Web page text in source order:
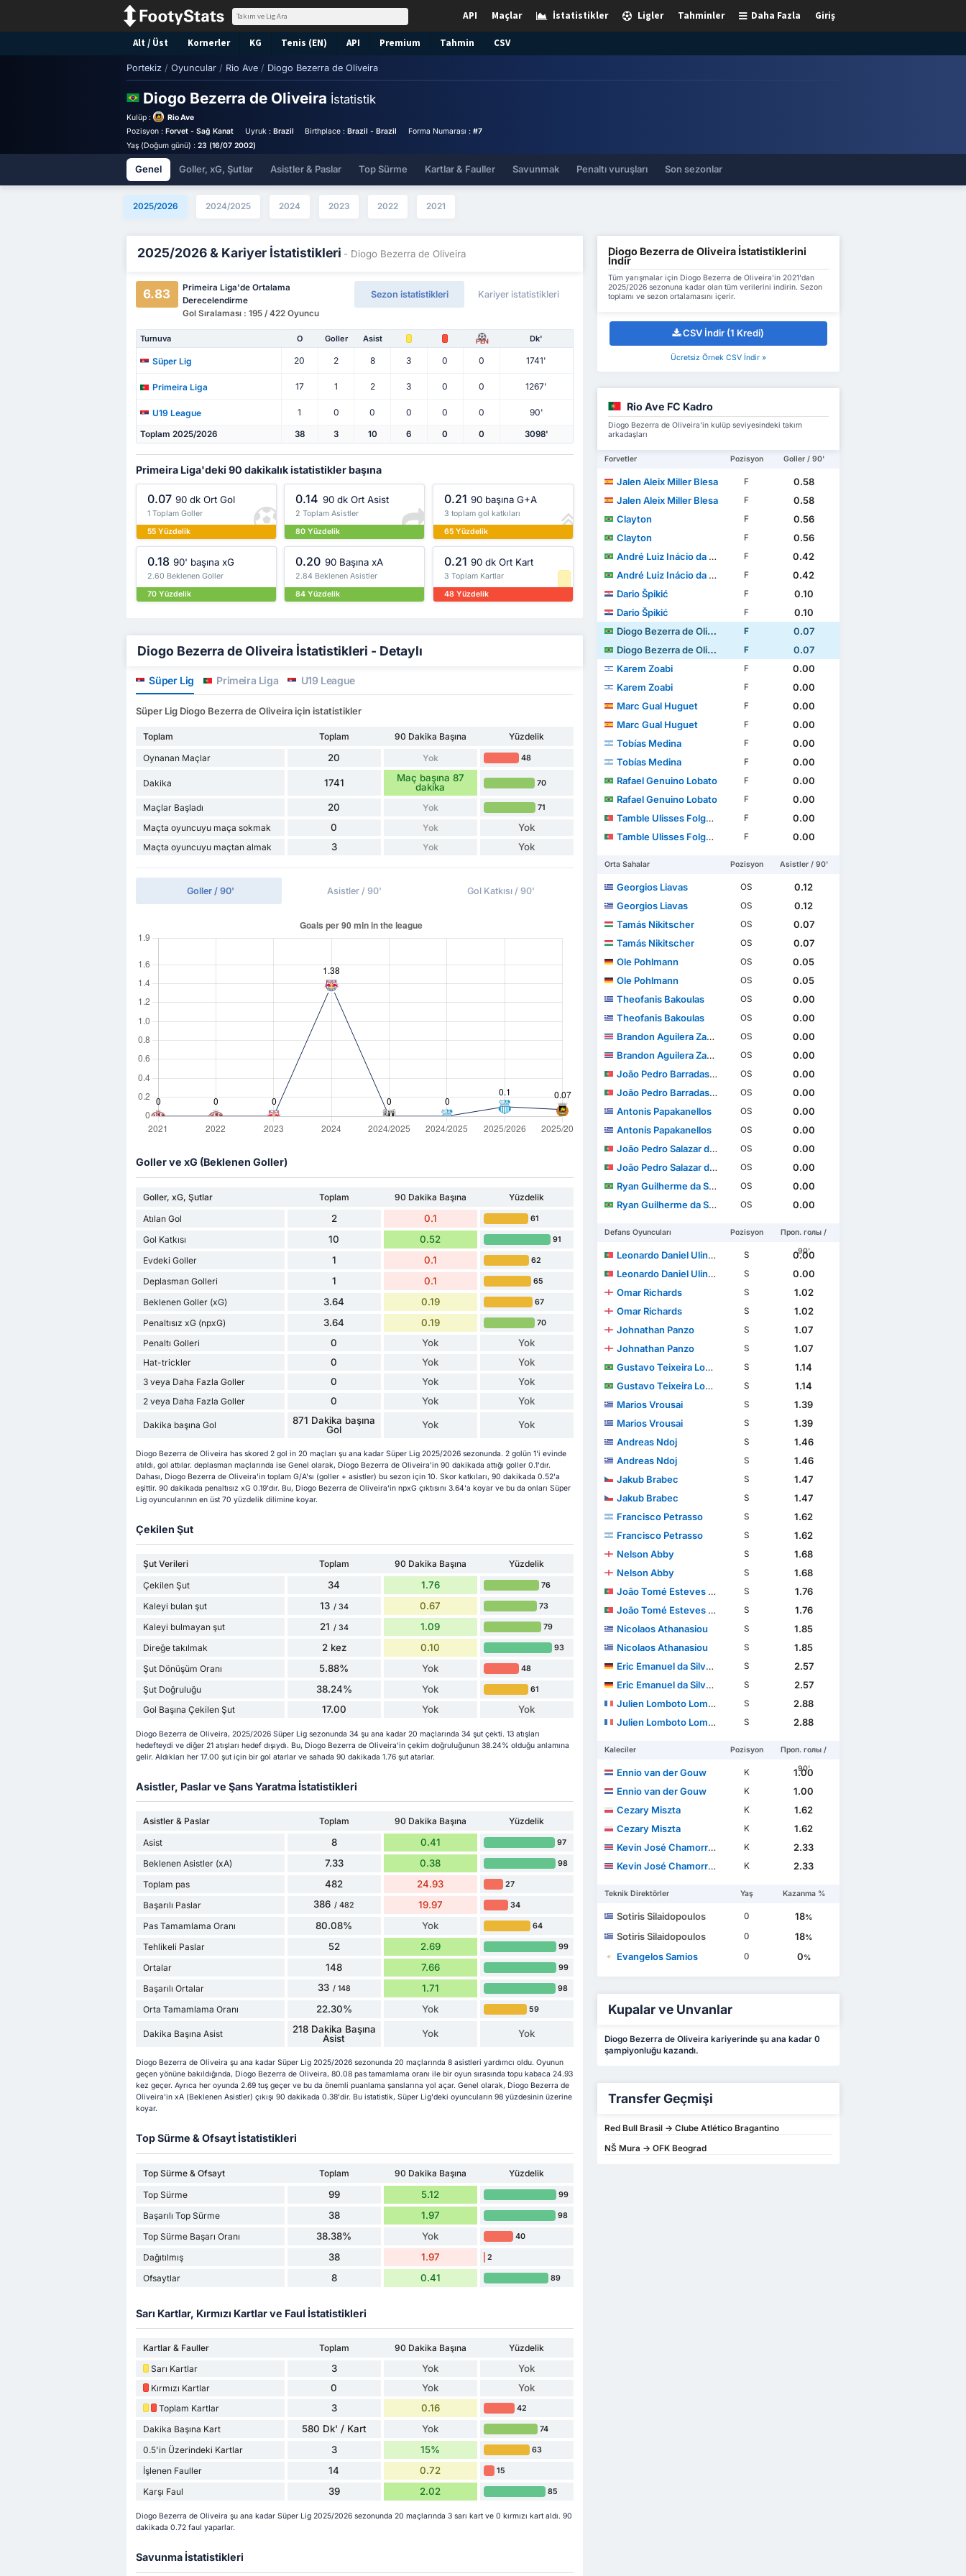
Giriş
Daha Fazla
Tahminler
Ligler
İstatistikler
Maçlar
API
Alt / Üst Kornerler KG Tenis (EN) API Premium Tahmin CSV
Portekiz / Oyuncular / Rio Ave / Diogo Bezerra de Oliveira
Diogo Bezerra de Oliveira İstatistik
Kulüp :
Rio Ave
Pozisyon : Forvet - Sağ Kanat Uyruk : Brazil Birthplace :Brazil - Brazil Forma Numarası : #7
Yaş (Doğum günü) : 23 (16/07 2002)
Genel Goller, xG, Şutlar Asistler & Paslar Top Sürme Kartlar & Fauller Savunmak Penaltı vuruşları Son sezonlar
2025/2026 2024/2025 2024 2023 2022 2021
2025/2026 & Kariyer İstatistikleri - Diogo Bezerra de Oliveira
6.83
Primeira Liga'de Ortalama
Derecelendirme
Gol Sıralaması : 195 / 422 Oyuncu
Sezon istatistikleri Kariyer istatistikleri
Turnuva O Goller Asist PEN Dk'
Süper Lig 20 2 8 3 0 0 1741'
Primeira Liga 17 1 2 3 0 0 1267'
U19 League 1 0 0 0 0 0 90'
Toplam 2025/2026 38 3 10 6 0 0 3098'
Primeira Liga'deki 90 dakikalık istatistikler başına
0.07 90 dk Ort Gol
1 Toplam Goller
55 Yüzdelik
0.14 90 dk Ort Asist
2 Toplam Asistler
80 Yüzdelik
0.21 90 başına G+A
3 toplam gol katkıları
65 Yüzdelik
0.18 90' başına xG
2.60 Beklenen Goller
70 Yüzdelik
0.20 90 Başına xA
2.84 Beklenen Asistler
84 Yüzdelik
0.21 90 dk Ort Kart
3 Toplam Kartlar
48 Yüzdelik
Diogo Bezerra de Oliveira İstatistikleri - Detaylı
Süper Lig Primeira Liga U19 League
Süper Lig Diogo Bezerra de Oliveira için istatistikler
Toplam Toplam 90 Dakika Başına
Yüzdelik
Oynanan Maçlar
20 Yok 48
Dakika 1741
Maç başına 87
dakika
70
Maçlar Başladı 20 Yok 71
Maçta oyuncuyu maça sokmak 0 Yok Yok
Maçta oyuncuyu maçtan almak 3 Yok Yok
Goller / 90' Asistler / 90' Gol Katkısı / 90'
Goller ve xG (Beklenen Goller)
Goller, xG, Şutlar Toplam 90 Dakika Başına
Yüzdelik
Atılan Gol
2 0.1 61
Gol Katkısı 10 0.52 91
Evdeki Goller 1 0.1 62
Deplasman Golleri 1 0.1 65
Beklenen Goller (xG) 3.64 0.19 67
Penaltısız xG (npxG) 3.64 0.19 70
Penaltı Golleri 0 Yok Yok
Hat-trickler 0 Yok Yok
3 veya Daha Fazla Goller 0 Yok Yok
2 veya Daha Fazla Goller 0 Yok Yok
Dakika başına Gol
871 Dakika başına
Gol
Yok Yok
Diogo Bezerra de Oliveira has skored 2 gol in 20 maçları şu ana kadar Süper Lig 2025/2026 sezonunda. 2 golün 1'i evinde
atıldı, gol attılar. deplasman maçlarında ise Genel olarak, Diogo Bezerra de Oliveira'in 90 dakikada attığı goller 0.1'dır.
Dahası, Diogo Bezerra de Oliveira'in toplam G/A'sı (goller + asistler) bu sezon için 10. Skor katkıları, 90 dakikada 0.52'a
eşittir. 90 dakikada penaltısız xG 0.19'dır. Bu, Diogo Bezerra de Oliveira'in npxG çıktısını 3.64'a koyar ve bu da onları Süper
Lig oyuncularının en üst 70 yüzdelik dilimine koyar.
Çekilen Şut
Şut Verileri Toplam 90 Dakika Başına
Yüzdelik
Çekilen Şut
34 1.76 76
Kaleyi bulan şut 13 / 34 0.67 73
Kaleyi bulmayan şut 21 / 34 1.09 79
Direğe takılmak 2 kez 0.10 93
Şut Dönüşüm Oranı 5.88% Yok 48
Şut Doğruluğu 38.24% Yok 61
Gol Başına Çekilen Şut 17.00 Yok Yok
Diogo Bezerra de Oliveira, 2025/2026 Süper Lig sezonunda 34 şu ana kadar 20 maçlarında 34 şut çekti. 13 atışları
hedefteydi ve diğer 21 atışları hedef dışıydı. Bu, Diogo Bezerra de Oliveira'in çekim doğruluğunun 38.24% olduğu anlamına
gelir. Aldıkları her 17.00 şut için bir gol atarlar ve sahada 90 dakikada 1.76 şut atarlar.
Asistler, Paslar ve Şans Yaratma İstatistikleri
Asistler & Paslar Toplam 90 Dakika Başına
Yüzdelik
Asist
8 0.41 97
Beklenen Asistler (xA) 7.33 0.38 98
Toplam pas 482 24.93 27
Başarılı Paslar 386 / 482 19.97 34
Pas Tamamlama Oranı 80.08% Yok 64
Tehlikeli Paslar 52 2.69 99
Ortalar 148 7.66 99
Başarılı Ortalar 33 / 148 1.71 98
Orta Tamamlama Oranı 22.30% Yok 59
Dakika Başına Asist
218 Dakika Başına
Asist
Yok Yok
Diogo Bezerra de Oliveira şu ana kadar Süper Lig 2025/2026 sezonunda 20 maçlarında 8 asistleri yardımcı oldu. Oyunun
geçen yönüne bakıldığında, Diogo Bezerra de Oliveira, 80.08 pas tamamlama oranı ile bir oyun sırasında topu kabaca 24.93
kez geçer. Ayrıca her oyunda 2.69 tuş geçer ve bu da önemli puanlama şanslarına yol açar. Genel olarak, Diogo Bezerra de
Oliveira'in xA (Beklenen Asistler) çıkışı 90 dakikada 0.38'dir. Bu istatistik, Süper Lig'deki oyuncuların 98 yüzdesinin üzerine
koyar.
Top Sürme & Ofsayt İstatistikleri
Top Sürme & Ofsayt Toplam 90 Dakika Başına
Yüzdelik
Top Sürme
99 5.12 99
Başarılı Top Sürme 38 1.97 98
Top Sürme Başarı Oranı 38.38% Yok 40
Dağıtılmış 38 1.97 2
Ofsaytlar 8 0.41 89
Sarı Kartlar, Kırmızı Kartlar ve Faul İstatistikleri
Kartlar & Fauller Toplam 90 Dakika Başına
Yüzdelik
Sarı Kartlar
3 Yok Yok
Kırmızı Kartlar 0 Yok Yok
Toplam Kartlar 3 0.16 42
Dakika Başına Kart 580 Dk' / Kart Yok 74
0.5'in Üzerindeki Kartlar 3 15% 63
İşlenen Fauller 14 0.72 15
Karşı Faul 39 2.02 85
Diogo Bezerra de Oliveira şu ana kadar Süper Lig 2025/2026 sezonunda 20 maçlarında 3 sarı kart ve 0 kırmızı kart aldı. 90
dakikada 0.72 faul yaparlar.
Savunma İstatistikleri
Diogo Bezerra de Oliveira İstatistiklerini
İndir
Tüm yarışmalar için Diogo Bezerra de Oliveira'in 2021'dan
2025/2026 sezonuna kadar olan tüm verilerini indirin. Sezon
toplamı ve sezon ortalamasını içerir.
CSV İndir (1 Kredi)
Ücretsiz Örnek CSV İndir »
Rio Ave FC Kadro
Diogo Bezerra de Oliveira'in kulüp seviyesindeki takım
arkadaşları
Forvetler Pozisyon Goller / 90'
Jalen Aleix Miller Blesa F
0.58
Jalen Aleix Miller Blesa
F
0.58
Clayton
F
0.56
Clayton
F
0.56
André Luiz Inácio da Silva
F
0.42
André Luiz Inácio da Silva
F
0.42
Dario Špikić
F
0.10
Dario Špikić
F
0.10
Diogo Bezerra de Oliveira
F
0.07
Diogo Bezerra de Oliveira
F
0.07
Karem Zoabi
F
0.00
Karem Zoabi
F
0.00
Marc Gual Huguet
F
0.00
Marc Gual Huguet
F
0.00
Tobías Medina
F
0.00
Tobías Medina
F
0.00
Rafael Genuino Lobato
F
0.00
Rafael Genuino Lobato
F
0.00
Tamble Ulisses Folgado Monteiro
F
0.00
Tamble Ulisses Folgado Monteiro
F 0.00
Orta Sahalar Pozisyon Asistler / 90'
Georgios Liavas OS
0.12
Georgios Liavas
OS
0.12
Tamás Nikitscher
OS
0.07
Tamás Nikitscher
OS
0.07
Ole Pohlmann
OS
0.05
Ole Pohlmann
OS
0.05
Theofanis Bakoulas
OS
0.00
Theofanis Bakoulas
OS
0.00
Brandon Aguilera Zamora
OS
0.00
Brandon Aguilera Zamora
OS
0.00
João Pedro Barradas Novais
OS
0.00
João Pedro Barradas Novais
OS
0.00
Antonis Papakanellos
OS
0.00
Antonis Papakanellos
OS
0.00
João Pedro Salazar da Graça
OS
0.00
João Pedro Salazar da Graça
OS
0.00
Ryan Guilherme da Silva Pae
OS
0.00
Ryan Guilherme da Silva Pae
OS 0.00
Defans Oyuncuları Pozisyon
Проп. голы /
90'
Leonardo Daniel Ulineia Buta S
0.00
Leonardo Daniel Ulineia Buta
S
0.00
Omar Richards
S
1.02
Omar Richards
S
1.02
Johnathan Panzo
S
1.07
Johnathan Panzo
S
1.07
Gustavo Teixeira Lopes da Conceição
S
1.14
Gustavo Teixeira Lopes da Conceição
S
1.14
Marios Vrousai
S
1.39
Marios Vrousai
S
1.39
Andreas Ndoj
S
1.46
Andreas Ndoj
S
1.46
Jakub Brabec
S
1.47
Jakub Brabec
S
1.47
Francisco Petrasso
S
1.62
Francisco Petrasso
S
1.62
Nelson Abby
S
1.68
Nelson Abby
S
1.68
João Tomé Esteves Baptista
S
1.76
João Tomé Esteves Baptista
S
1.76
Nicolaos Athanasiou
S
1.85
Nicolaos Athanasiou
S
1.85
Eric Emanuel da Silva Moreira
S
2.57
Eric Emanuel da Silva Moreira
S
2.57
Julien Lomboto Lompombi
S
2.88
Julien Lomboto Lompombi
S 2.88
Kaleciler Pozisyon
Проп. голы /
90'
Ennio van der Gouw K
1.00
Ennio van der Gouw
K
1.00
Cezary Miszta
K
1.62
Cezary Miszta
K
1.62
Kevin José Chamorro Rodríguez
K
2.33
Kevin José Chamorro Rodríguez
K 2.33
Teknik Direktörler Yaş Kazanma %
Sotiris Silaidopoulos 0 18%
Sotiris Silaidopoulos 0 18%
Evangelos Samios 0 0%
Kupalar ve Unvanlar
Diogo Bezerra de Oliveira kariyerinde şu ana kadar 0
şampiyonluğu kazandı.
Transfer Geçmişi
Red Bull Brasil -> Clube Atlético Bragantino
NŠ Mura -> OFK Beograd